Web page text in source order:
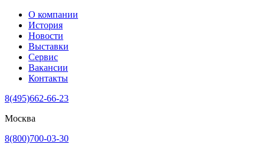
О компании
История
Новости
Выставки
Сервис
Вакансии
Контакты
8(495)662-66-23
Москва
8(800)700-03-30